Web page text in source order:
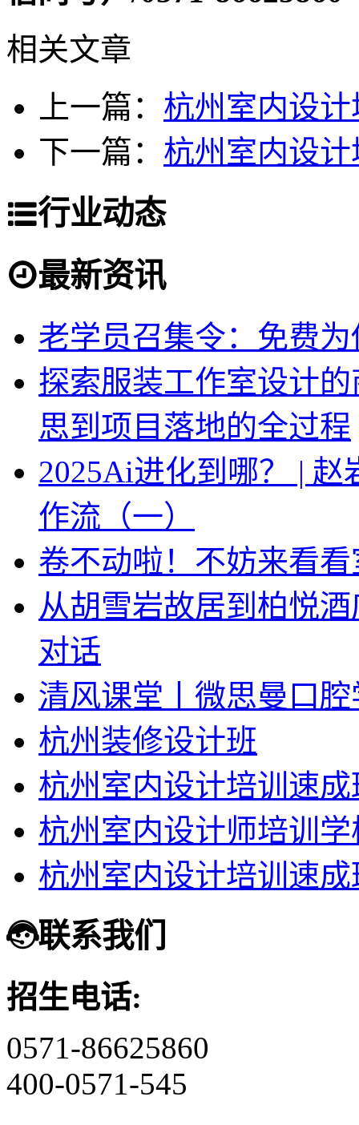
相关文章
上一篇： 杭州室内设
下一篇： 杭州室内设
行业动态
最新资讯
老学员召集令：免费
探索服装工作室设计
思到项目落地的全过程
2025Ai进化到哪？ |
作流（一）
卷不动啦！不妨来看
从胡雪岩故居到柏悦
对话
清风课堂丨微思曼口
杭州装修设计班
杭州室内设计培训速成
杭州室内设计师培训
杭州室内设计培训速成
联系我们
招生电话:
0571-86625860
400-0571-545